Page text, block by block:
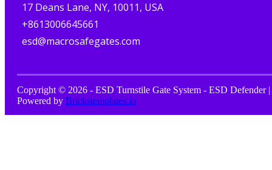
17 Deans Lane, NY, 10011, USA
+8613006645661
esd@macrosafegates.com
Copyright © 2026 - ESD Turnstile Gate System - ESD Defender |
Powered by Brickstemplates.io